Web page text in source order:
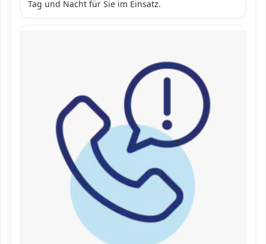
Tag und Nacht für Sie im Einsatz.